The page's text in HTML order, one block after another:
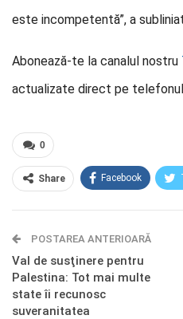
este incompetentă”, a
Abonează-te la canalul nostru
actualizate direct pe
0
Share Facebook
Telegram OK.ru
POSTAREA ANTERIOARĂ
Val de susţinere pentru
Palestina: Tot mai multe
state îi recunosc
suveranitatea